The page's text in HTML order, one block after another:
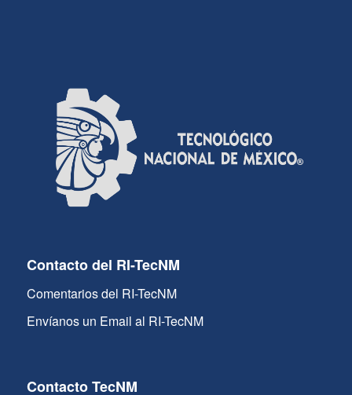
Contacto del RI-TecNM
Comentarios del RI-TecNM
Envíanos un Email al RI-TecNM
Contacto TecNM